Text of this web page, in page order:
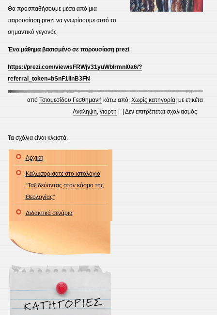
Θα προσπαθήσουμε μέσα από μια
παρουσίαση prezi να γνωρίσουμε αυτό το
σημαντικό γεγονός
Ένα μάθημα βασισμένο σε παρουσίαση prezi
https://prezi.com/view/sFRWjv31yuWbIrmnl0a6/?
referral_token=bSnF1IlnB3FN
απόΤσιομεσίδου Γεσθημανή κάτω από:Χωρίς κατηγορία | με ετικέτα
Ανάληψη,γιορτή | |Δεν επιτρέπεται σχολιασμός
Τα σχόλια είναι κλειστά.
Αρχική
Καλωσορίσατε στο ιστολόγιο
“Ταξιδεύοντας στον κόσμο της
Θεολογίας”
Διδακτικά σενάρια